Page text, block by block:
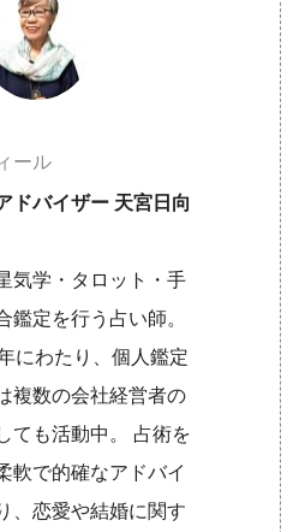
ール
ドバイザー 天宮日向
気学・タロット・手
鑑定を行う占い師。
にわたり、個人鑑定
複数の会社経営者の
ても活動中。 占術を
軟で的確なアドバイ
、恋愛や結婚に関す